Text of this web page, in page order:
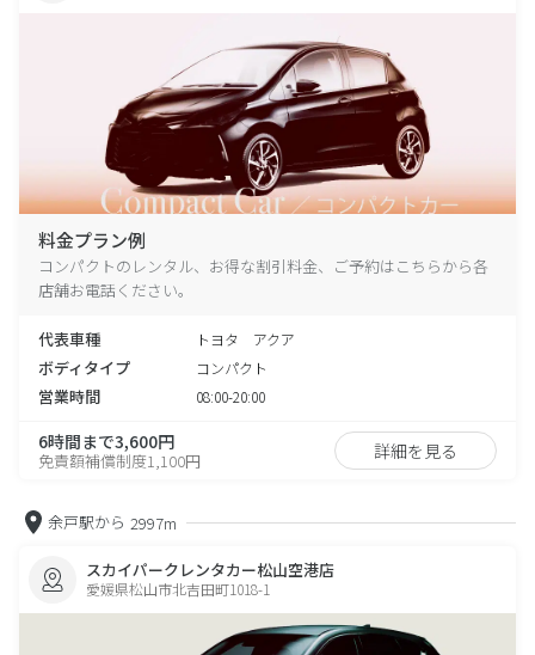
料金プラン例
コンパクトのレンタル、お得な割引料金、ご予約はこちらから各
店舗お電話ください。
代表車種 トヨタ アクア
ボディタイプ コンパクト
営業時間 08:00-20:00
6時間まで3,600円
免責額補償制度1,100円 詳細を見る
余戸駅から 2997m
スカイパークレンタカー松山空港店
愛媛県松山市北吉田町1018-1